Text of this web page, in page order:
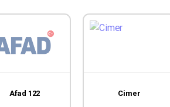
Afad 122 Cimer